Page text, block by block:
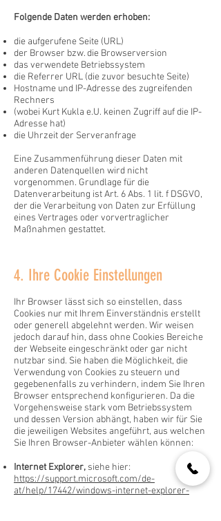
Folgende Daten werden erhoben:
die aufgerufene Seite (URL)
der Browser bzw. die Browserversion
das verwendete Betriebssystem
die Referrer URL (die zuvor besuchte Seite)
Hostname und IP-Adresse des zugreifenden
Rechners
(wobei Kurt Kukla e.U. keinen Zugriff auf die IP-
Adresse hat)
die Uhrzeit der Serveranfrage
Eine Zusammenführung dieser Daten mit
anderen Datenquellen wird nicht
vorgenommen. Grundlage für die
Datenverarbeitung ist Art. 6 Abs. 1 lit. f DSGVO,
der die Verarbeitung von Daten zur Erfüllung
eines Vertrages oder vorvertraglicher
Maßnahmen gestattet.
4. Ihre Cookie Einstellungen
Ihr Browser lässt sich so einstellen, dass
Cookies nur mit Ihrem Einverständnis erstellt
oder generell abgelehnt werden. Wir weisen
jedoch darauf hin, dass ohne Cookies Bereiche
der Webseite eingeschränkt oder gar nicht
nutzbar sind. Sie haben die Möglichkeit, die
Verwendung von Cookies zu steuern und
gegebenenfalls zu verhindern, indem Sie Ihren
Browser entsprechend konfigurieren. Da die
Vorgehensweise stark vom Betriebssystem
und dessen Version abhängt, haben wir für Sie
die jeweiligen Websites angeführt, aus welchen
Sie Ihren Browser-Anbieter wählen können:
Internet Explorer, siehe hier:
https://support.microsoft.com/de-
at/help/17442/windows-internet-explorer-